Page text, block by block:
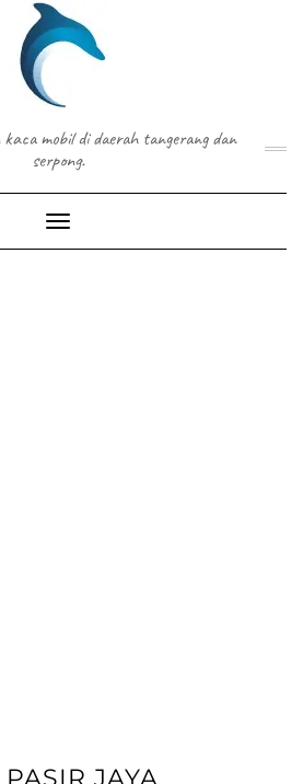
mobil di daerah tangerang dan
serpong.
Toggle Navigation
JAYA